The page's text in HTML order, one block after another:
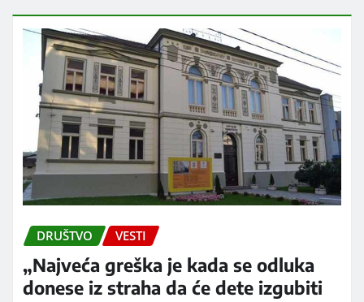
DRUŠTVO VESTI
„Najveća greška je kada se odluka
donese iz straha da će dete izgubiti